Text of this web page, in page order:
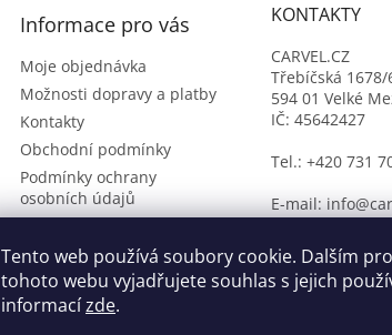
Tento web používá soubory cookie. Dalším
tohoto webu vyjadřujete souhlas s jejich
informacízde.
Informace pro vás
Moje objednávka
Možnosti dopravy a platby
Kontakty
Obchodní podmínky
Podmínky ochrany
osobních údajů
Vrácení zboží
ČLÁNKY
KONTAKTY
CARVEL.CZ
Třebíčská 1678/
594 01 Velké
IČ: 45642427
Tel.: +420 731
E-mail: